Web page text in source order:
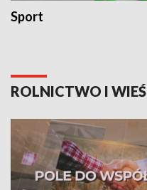
Sport
ROLNICTWO I WIEŚ